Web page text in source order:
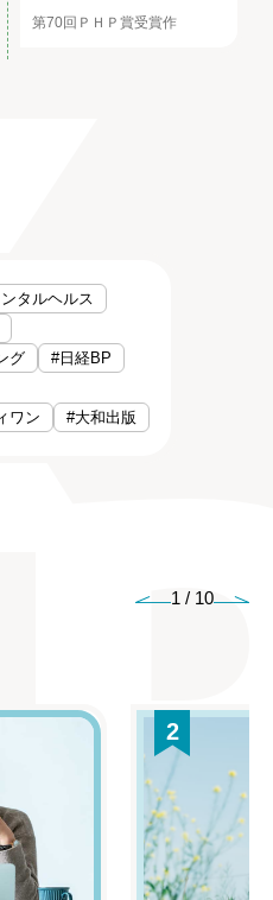
第70回ＰＨＰ賞受賞作
タルヘルス
グ
#日経BP
ワン
#大和出版
1 / 10
2